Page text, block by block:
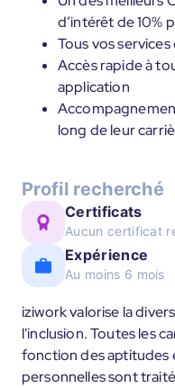
d’intérêt de 10%
Tous vos
Accès rapide à
application
long de leur
Profil recherché
Certificats
Aucun certificat
Expérience
Au moins 6 mois
iziwork valorise la
l'inclusion. Toutes les
fonction des aptitudes
personnelles sont